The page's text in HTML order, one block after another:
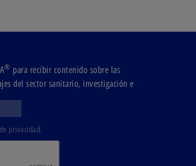
® para recibir contenido sobre las
del sector sanitario, investigación e
privacidad.